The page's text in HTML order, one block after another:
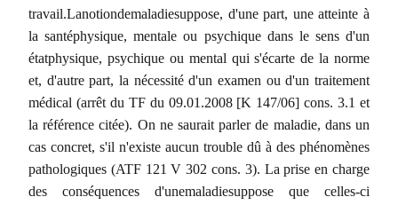
travail.Lanotiondemaladiesuppose, d'une part, une atteinte à
la santéphysique, mentale ou psychique dans le sens d'un
étatphysique, psychique ou mental qui s'écarte de la norme
et, d'autre part, la nécessité d'un examen ou d'un traitement
médical (arrêt du TF du 09.01.2008 [K 147/06] cons. 3.1 et
la référence citée). On ne saurait parler de maladie, dans un
cas concret, s'il n'existe aucun trouble dû à des phénomènes
pathologiques (ATF 121 V 302 cons. 3). La prise en charge
des conséquences d'unemaladiesuppose que celles-ci